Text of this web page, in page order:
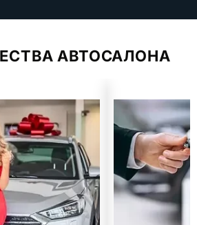
АВТОСАЛОНА